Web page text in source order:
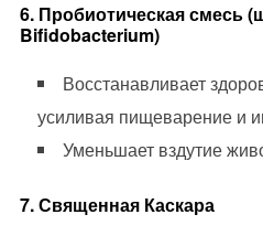
6. Пробиотическая смесь
Bifidobacterium)
Восстанавливает
усиливая пищеварение и
Уменьшает вздутие
7. Священная Каскара